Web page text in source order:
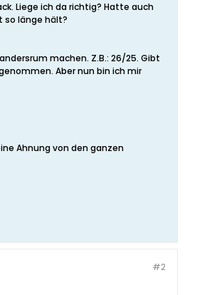
Liege ich da richtig? Hatte auch
so länge hält?
machen. Z.B.: 26/25. Gibt
Aber nun bin ich mir
Ahnung von den ganzen
#2